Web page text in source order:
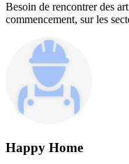
Besoin de rencontrer des
commencement, sur les
Happy Home